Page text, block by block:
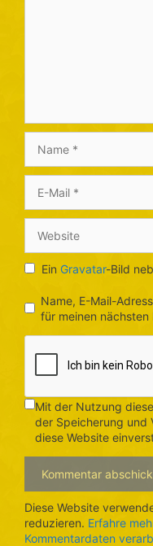
Mail
Ein Gravatar-Bild
Name, E-Mail-
für meinen nächsten
Mit der Nutzung
der Speicherung und
diese Website
Diese Website
reduzieren. Erfahre
Kommentardaten